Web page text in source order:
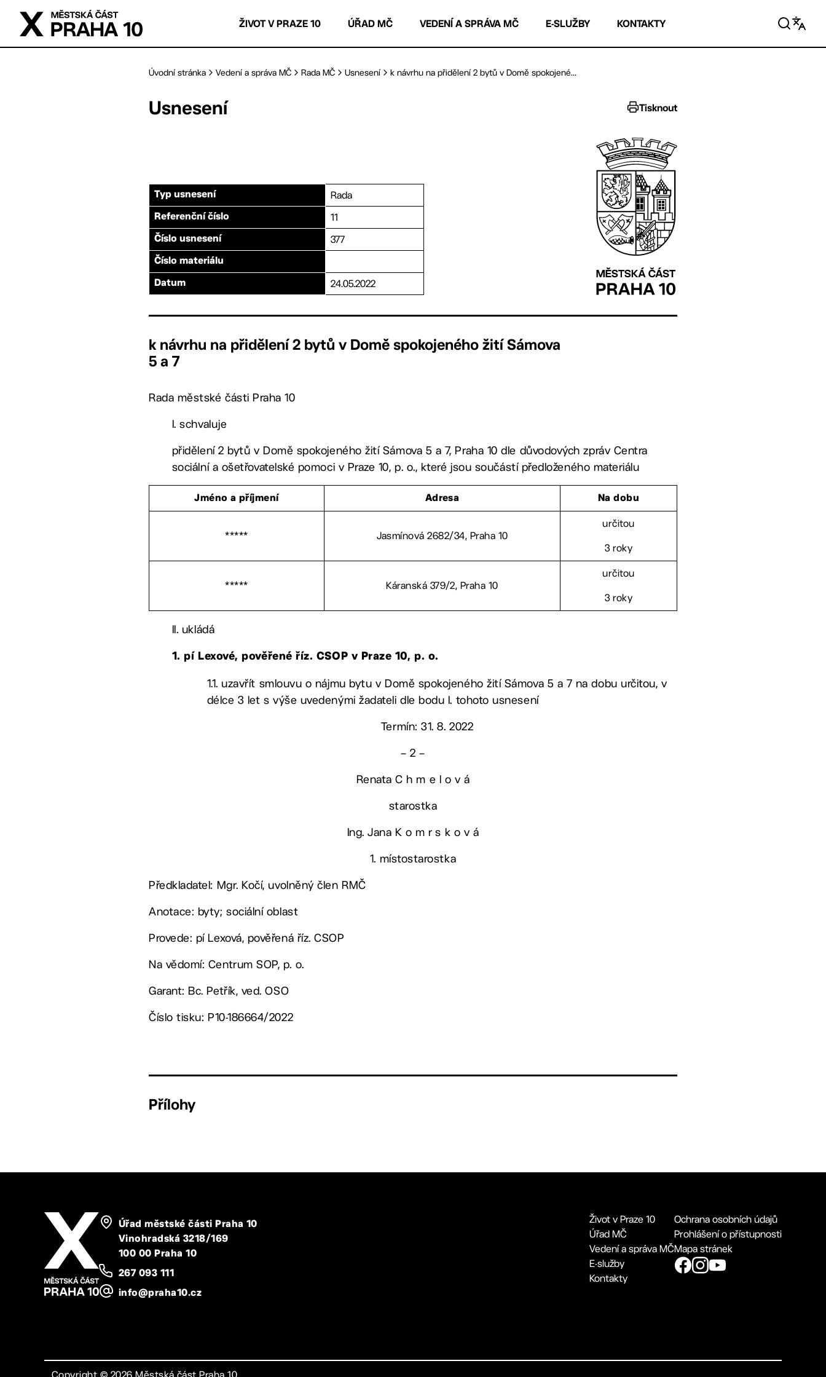
Přejít na hlavní obsah
ŽIVOT V PRAZE 10 ÚŘAD MČ VEDENÍ A SPRÁVA MČ E-SLUŽBY KONTAKTY
Úvodní stránka Vedení a správa MČ Rada MČ Usnesení k návrhu na přidělení 2 bytů v Domě spokojené...
Usnesení Tisknout
Typ usnesení Rada
Referenční číslo 11
Číslo usnesení 377
Číslo materiálu
Datum 24.05.2022
k návrhu na přidělení 2 bytů v Domě spokojeného žití Sámova
5 a 7
Rada městské části Praha 10
I. schvaluje
přidělení 2 bytů v Domě spokojeného žití Sámova 5 a 7, Praha 10 dle důvodových zpráv Centra
sociální a ošetřovatelské pomoci v Praze 10, p. o., které jsou součástí předloženého materiálu
Jméno a příjmení Adresa Na dobu
***** Jasmínová 2682/34, Praha 10
určitou
3 roky
***** Káranská 379/2, Praha 10
určitou
3 roky
II. ukládá
1. pí Lexové, pověřené říz. CSOP v Praze 10, p. o.
1.1. uzavřít smlouvu o nájmu bytu v Domě spokojeného žití Sámova 5 a 7 na dobu určitou, v
délce 3 let s výše uvedenými žadateli dle bodu I. tohoto usnesení
Termín: 31. 8. 2022
– 2 –
Renata C h m e l o v á
starostka
Ing. Jana K o m r s k o v á
1. místostarostka
Předkladatel: Mgr. Kočí, uvolněný člen RMČ
Anotace: byty; sociální oblast
Provede: pí Lexová, pověřená říz. CSOP
Na vědomí: Centrum SOP, p. o.
Garant: Bc. Petřík, ved. OSO
Číslo tisku: P10-186664/2022
Přílohy
Úřad městské části Praha 10
Vinohradská 3218/169
100 00 Praha 10
267 093 111
info@praha10.cz
Život v Praze 10
Úřad MČ
Vedení a správa MČ
E-služby
Kontakty
Ochrana osobních údajů
Prohlášení o přístupnosti
Mapa stránek